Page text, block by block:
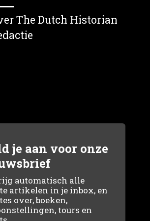
je aan voor onze
automatisch alle
artikelen in je inbox, en
over, boeken,
tours en
The Dutch Historian